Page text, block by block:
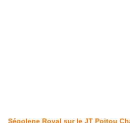
Ségolene Royal sur le JT Poitou